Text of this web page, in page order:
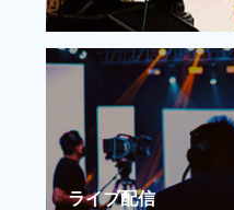
ライブ配信